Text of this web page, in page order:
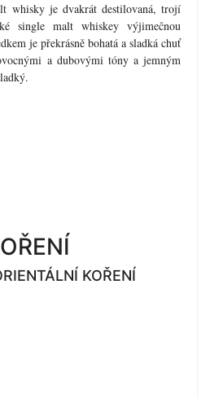
whisky je dvakrát destilovaná, trojí
single malt whiskey výjimečnou
je překrásně bohatá a sladká chuť
a dubovými tóny a jemným
KOŘENÍ